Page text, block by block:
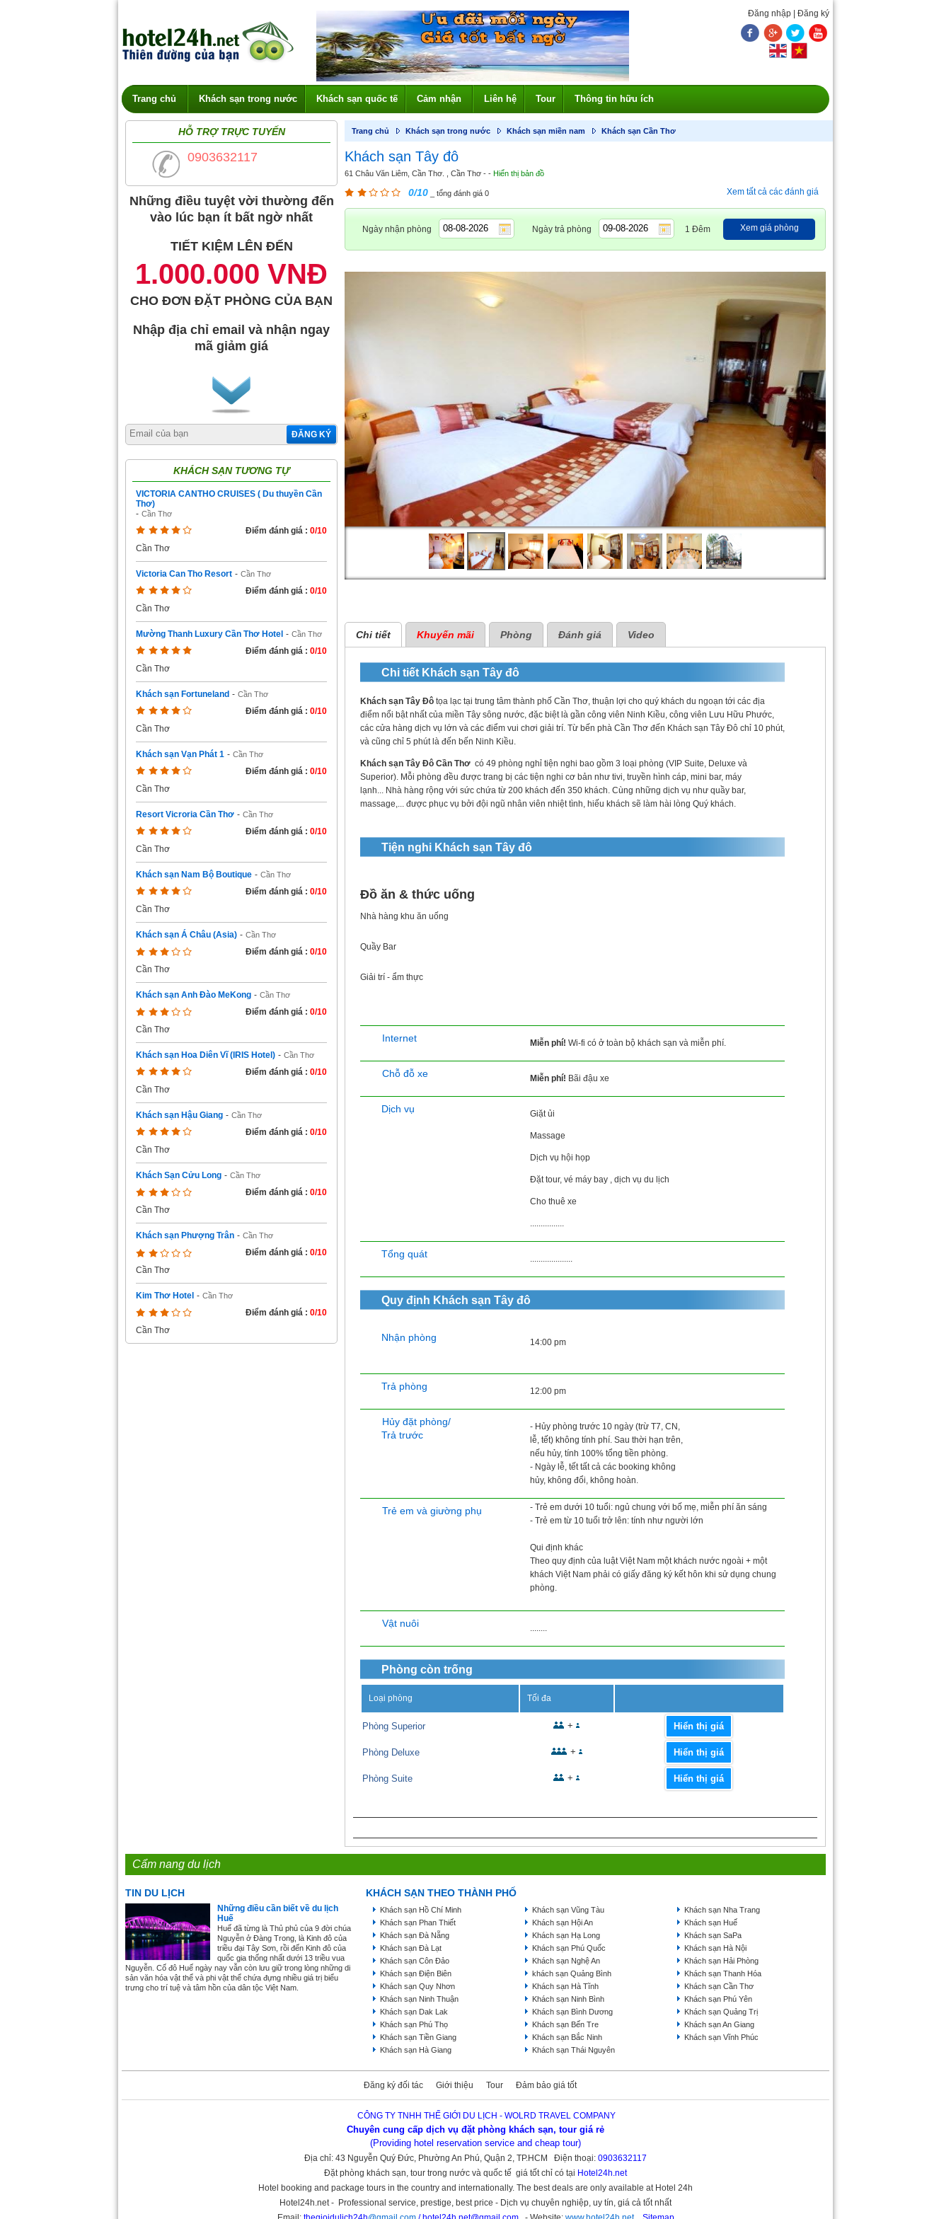
Đăng nhập Đăng ký
Trang chủ Khách sạn trong nước Khách sạn quốc tế Cảm nhận Liên hệ Tour Thông tin hữu ích
HỖ TRỢ TRỰC TUYẾN
0903632117
Những điều tuyệt vời thường đến
vào lúc bạn ít bất ngờ nhất
TIẾT KIỆM LÊN ĐẾN
1.000.000 VNĐ
CHO ĐƠN ĐẶT PHÒNG CỦA BẠN
Nhập địa chỉ email và nhận ngay
mã giảm giá
ĐĂNG KÝ
KHÁCH SẠN TƯƠNG TỰ
VICTORIA CANTHO CRUISES ( Du thuyền Cần
Thơ)
- Cần Thơ
Điểm đánh giá : 0/10
Cần Thơ
Victoria Can Tho Resort - Cần Thơ
Điểm đánh giá : 0/10
Cần Thơ
Mường Thanh Luxury Cần Thơ Hotel - Cần Thơ
Điểm đánh giá : 0/10
Cần Thơ
Khách sạn Fortuneland - Cần Thơ
Điểm đánh giá : 0/10
Cần Thơ
Khách sạn Vạn Phát 1 - Cần Thơ
Điểm đánh giá : 0/10
Cần Thơ
Resort Vicroria Cần Thơ - Cần Thơ
Điểm đánh giá : 0/10
Cần Thơ
Khách sạn Nam Bộ Boutique - Cần Thơ
Điểm đánh giá : 0/10
Cần Thơ
Khách sạn Á Châu (Asia) - Cần Thơ
Điểm đánh giá : 0/10
Cần Thơ
Khách sạn Anh Đào MeKong - Cần Thơ
Điểm đánh giá : 0/10
Cần Thơ
Khách sạn Hoa Diên Vĩ (IRIS Hotel) - Cần Thơ
Điểm đánh giá : 0/10
Cần Thơ
Khách sạn Hậu Giang - Cần Thơ
Điểm đánh giá : 0/10
Cần Thơ
Khách Sạn Cửu Long - Cần Thơ
Điểm đánh giá : 0/10
Cần Thơ
Khách sạn Phượng Trân - Cần Thơ
Điểm đánh giá : 0/10
Cần Thơ
Kim Thơ Hotel - Cần Thơ
Điểm đánh giá : 0/10
Cần Thơ
Trang chủ Khách sạn trong nước Khách sạn miền nam Khách sạn Cần Thơ
Khách sạn Tây đô
61 Châu Văn Liêm, Cần Thơ. , Cần Thơ - - Hiển thị bản đồ
0/10 _ tổng đánh giá 0 Xem tất cả các đánh giá
Ngày nhận phòng Ngày trả phòng 1 Đêm Xem giá phòng
Chi tiết Khuyến mãi Phòng Đánh giá Video
Chi tiết Khách sạn Tây đô
Khách sạn Tây Đôtọa lạc tại trung tâm thành phố Cần Thơ, thuận lợi cho quý khách du ngoạn tới các địa
điểm nổi bật nhất của miền Tây sông nước, đặc biệt là gần công viên Ninh Kiều, công viên Lưu Hữu Phước,
các cửa hàng dịch vụ lớn và các điểm vui chơi giải trí. Từ bến phà Cần Thơ đến Khách sạn Tây Đô chỉ 10 phút,
và cũng chỉ 5 phút là đến bến Ninh Kiều.
Khách sạn Tây ĐôCần Thơ có 49 phòng nghỉ tiện nghi bao gồm 3 loại phòng (VIP Suite, Deluxe và
Superior). Mỗi phòng đều được trang bị các tiện nghi cơ bản như tivi, truyền hình cáp, mini bar, máy
lạnh... Nhà hàng rộng với sức chứa từ 200 khách đến 350 khách. Cùng những dịch vụ như quầy bar,
massage,... được phục vụ bởi đội ngũ nhân viên nhiệt tình, hiếu khách sẽ làm hài lòng Quý khách.
Tiện nghi Khách sạn Tây đô
Đồ ăn & thức uống
Nhà hàng khu ăn uống
Quầy Bar
Giải trí - ẩm thực
Internet Miễn phí! Wi-fi có ở toàn bộ khách sạn và miễn phí.
Chỗ đỗ xe Miễn phí! Bãi đậu xe
Dịch vụ Giặt ủi
Massage
Dịch vụ hội họp
Đặt tour, vé máy bay , dịch vụ du lịch
Cho thuê xe
Tổng quát
Quy định Khách sạn Tây đô
Nhận phòng 14:00 pm
Trả phòng 12:00 pm
Hủy đặt phòng/
Trả trước
- Hủy phòng trước 10 ngày (trừ T7, CN,
lễ, tết) không tính phí. Sau thời hạn trên,
nếu hủy, tính 100% tổng tiền phòng.
- Ngày lễ, tết tất cả các booking không
hủy, không đổi, không hoàn.
Trẻ em và giường phụ
- Trẻ em dưới 10 tuổi: ngủ chung với bố mẹ, miễn phí ăn sáng
- Trẻ em từ 10 tuổi trở lên: tính như người lớn
Qui định khác
Theo quy định của luật Việt Nam một khách nước ngoài + một
khách Việt Nam phải có giấy đăng ký kết hôn khi sử dụng chung
phòng.
Vật nuôi
Phòng còn trống
Loại phòng Tối đa
Phòng Superior + Hiển thị giá
Phòng Deluxe + Hiển thị giá
Phòng Suite + Hiển thị giá
Cẩm nang du lịch
TIN DU LỊCH
Những điều cần biết về du lịch
Huế
Huế đã từng là Thủ phủ của 9 đời chúa
Nguyễn ở Đàng Trong, là Kinh đô của
triều đại Tây Sơn, rồi đến Kinh đô của
quốc gia thống nhất dưới 13 triều vua
Nguyễn. Cố đô Huế ngày nay vẫn còn lưu giữ trong lòng những di
sản văn hóa vật thể và phi vật thể chứa đựng nhiều giá trị biểu
trưng cho trí tuệ và tâm hồn của dân tộc Việt Nam.
KHÁCH SẠN THEO THÀNH PHỐ
Khách sạn Hồ Chí Minh Khách sạn Vũng Tàu
Khách sạn Nha Trang
Khách sạn Phan Thiết
Khách sạn Hội An
Khách sạn Huế
Khách sạn Đà Nẵng
Khách sạn Hạ Long
Khách sạn SaPa
Khách sạn Đà Lạt
Khách sạn Phú Quốc
Khách sạn Hà Nội
Khách sạn Côn Đảo
Khách sạn Nghệ An
Khách sạn Hải Phòng
Khách sạn Điện Biên
khách sạn Quảng Bình
Khách sạn Thanh Hóa
Khách sạn Quy Nhơn
Khách sạn Hà Tĩnh
Khách sạn Cần Thơ
Khách sạn Ninh Thuận
Khách sạn Ninh Bình
Khách sạn Phú Yên
Khách sạn Dak Lak
Khách sạn Bình Dương
Khách sạn Quảng Trị
Khách sạn Phú Thọ
Khách sạn Bến Tre
Khách sạn An Giang
Khách sạn Tiền Giang
Khách sạn Bắc Ninh
Khách sạn Vĩnh Phúc
Khách sạn Hà Giang
Khách sạn Thái Nguyên
Đăng ký đối tác Giới thiệu Tour Đảm bảo giá tốt
CÔNG TY TNHH THẾ GIỚI DU LỊCH - WOLRD TRAVEL COMPANY
Chuyên cung cấp dịch vụ đặt phòng khách sạn, tour giá rẻ
(Providing hotel reservation service and cheap tour)
Địa chỉ: 43 Nguyễn Quý Đức, Phường An Phú, Quận 2, TP.HCM Điện thoại: 0903632117
Đặt phòng khách sạn, tour trong nước và quốc tế giá tốt chỉ có tại Hotel24h.net
Hotel booking and package tours in the country and internationally. The best deals are only available at Hotel 24h
Hotel24h.net - Professional service, prestige, best price - Dịch vụ chuyên nghiệp, uy tín, giá cả tốt nhất